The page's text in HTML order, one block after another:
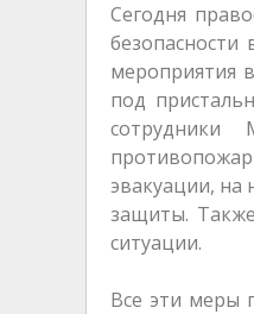
Сегодня
мероприятия
под
сотрудники
эвакуации, на
защиты.
ситуации.
Все эти меры